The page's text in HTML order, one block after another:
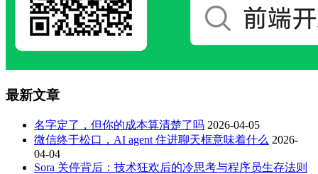
最新文章
名字定了，但你的成本算清楚了吗 2026-04-05
微信终于松口，AI agent 住进聊天框意味着什么 2026-
04-04
Sora 关停背后：技术狂欢后的冷思考与程序员生存法则